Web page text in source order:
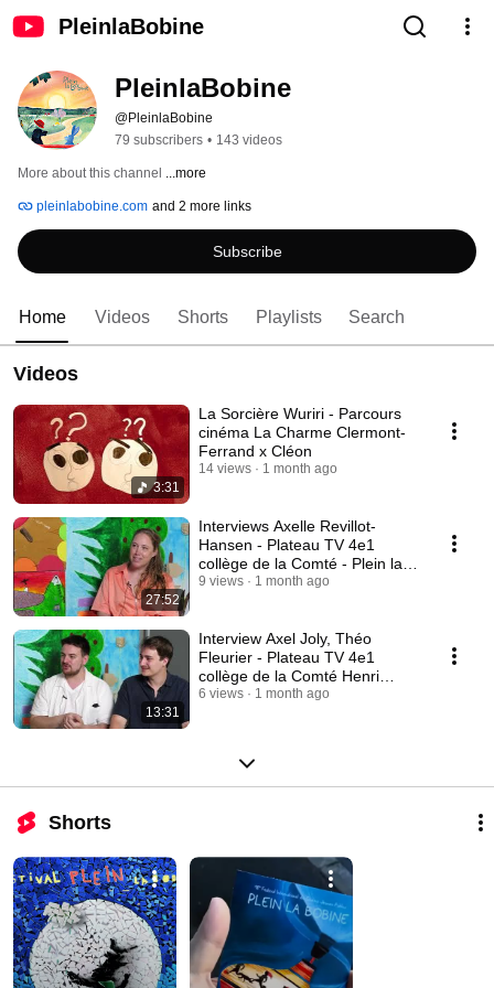
PleinlaBobine
PleinlaBobine
@PleinlaBobine
79 subscribers • 143 videos
More about this channel ...more
pleinlabobine.com and 2 more links
Subscribe
Home Videos Shorts Playlists Search
Videos
3:31
La Sorcière Wuriri - Parcours
cinéma La Charme Clermont-
Ferrand x Cléon
14 views 1 month ago
27:52
Interviews Axelle Revillot-
Hansen - Plateau TV 4e1
collège de la Comté - Plein la
Bobine 2026
9 views 1 month ago
13:31
Interview Axel Joly, Théo
Fleurier - Plateau TV 4e1
collège de la Comté Henri
Bertrand - PLB2026
6 views 1 month ago
Shorts